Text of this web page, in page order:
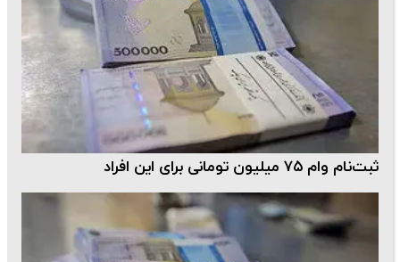
ثبت‌نام وام ۷۵ میلیون تومانی برای این افراد